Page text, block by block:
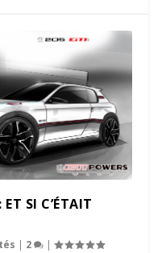
SI C’ÉTAIT
| 2 |